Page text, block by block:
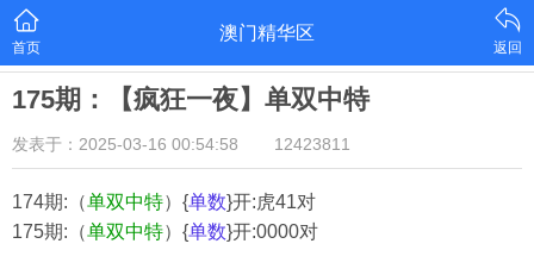
首页
澳门精华区
返回
175期：【疯狂一夜】单双中特
发表于：2025-03-16 00:54:58 12423811
174期:（单双中特）{单数}开:虎41对
175期:（单双中特）{单数}开:0000对